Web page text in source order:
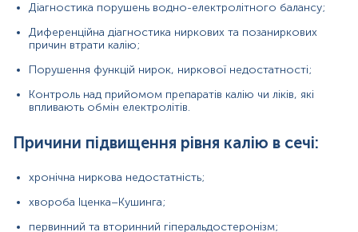
діабетичний кетоацидоз;
надмірне введення препаратів калію;
лихоманка;
інтоксикація;
Причини зниження рівня калію в сечі:
гостра ниркова недостатність;
недостатність кори надниркових залоз;
діарея;
Діагностика порушень водно-електролітного балансу;
Диференційна діагностика ниркових та позаниркових
причин втрати калію;
Порушення функцій нирок, ниркової недостатності;
Контроль над прийомом препаратів калію чи ліків, які
впливають обмін електролітів.
Причини підвищення рівня калію в сечі:
хронічна ниркова недостатність;
хвороба Іценка–Кушинга;
первинний та вторинний гіперальдостеронізм;